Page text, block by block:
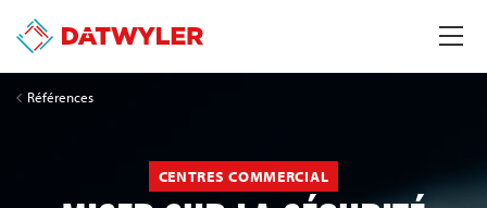
Références
CENTRES COMMERCIAL